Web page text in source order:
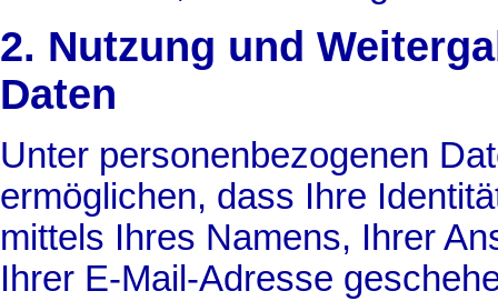
2. Nutzung und
Daten
Unter personenbezogenen
ermöglichen, dass Ihre
mittels Ihres Namens, Ihrer
Ihrer E-Mail-Adresse